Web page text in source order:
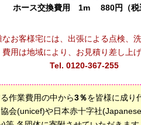
ホース交換費用 1m 880円（税
お客様宅には、出張による点検、
費用は地域により、お見積り差し上
Tel. 0120-367-255
作業費用の中から3％を皆様に成り
会(unicef)や日本赤十字社